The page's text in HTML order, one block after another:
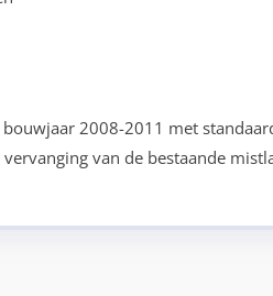
bouwjaar 2008-2011 met
van de bestaande